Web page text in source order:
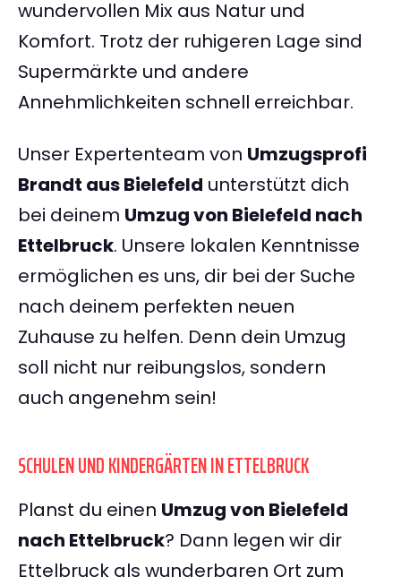
wundervollen Mix aus Natur und
Komfort. Trotz der ruhigeren Lage sind
Supermärkte und andere
Annehmlichkeiten schnell erreichbar.
Unser Expertenteam von Umzugsprofi
Brandt aus Bielefeld unterstützt dich
bei deinem Umzug von Bielefeld nach
Ettelbruck. Unsere lokalen Kenntnisse
ermöglichen es uns, dir bei der Suche
nach deinem perfekten neuen
Zuhause zu helfen. Denn dein Umzug
soll nicht nur reibungslos, sondern
auch angenehm sein!
SCHULEN UND KINDERGÄRTEN IN ETTELBRUCK
Planst du einen Umzug von Bielefeld
nach Ettelbruck? Dann legen wir dir
Ettelbruck als wunderbaren Ort zum